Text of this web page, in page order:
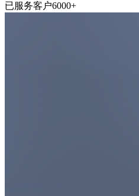
已服务客户6000+